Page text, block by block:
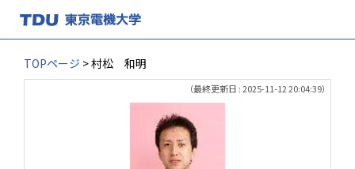
TOPページ > 村松 和明
（最終更新日 : 2025-11-12 20:04:39）